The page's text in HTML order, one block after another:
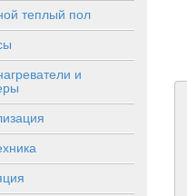
теплый пол
и